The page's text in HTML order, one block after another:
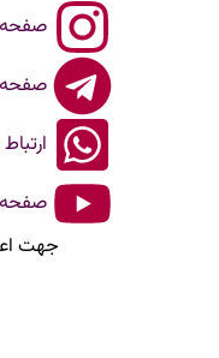
صفحه
صفحه
ارتباط با
صفحه
جهت